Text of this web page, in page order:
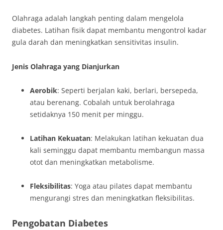
Olahraga adalah langkah penting dalam mengelola
diabetes. Latihan fisik dapat membantu mengontrol kadar
gula darah dan meningkatkan sensitivitas insulin.
Jenis Olahraga yang Dianjurkan
Aerobik: Seperti berjalan kaki, berlari, bersepeda,
atau berenang. Cobalah untuk berolahraga
setidaknya 150 menit per minggu.
Latihan Kekuatan: Melakukan latihan kekuatan dua
kali seminggu dapat membantu membangun massa
otot dan meningkatkan metabolisme.
Fleksibilitas: Yoga atau pilates dapat membantu
mengurangi stres dan meningkatkan fleksibilitas.
Pengobatan Diabetes